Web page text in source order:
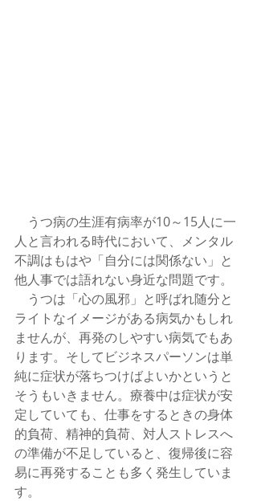
うつ病の生涯有病率が10～15人に一
人と言われる時代において、メンタル
不調はもはや「自分には関係ない」と
他人事では語れない身近な問題です。
うつは「心の風邪」と呼ばれ随分と
ライトなイメージがある病気かもしれ
ませんが、再発のしやすい病気でもあ
ります。そしてビジネスパーソンは単
純に症状が落ちつけばよいかというと
そうもいきません。療養中は症状が安
定していても、仕事をするときの身体
的負荷、精神的負荷、対人ストレスへ
の準備が不足していると、復帰後に容
易に再発することも多く発生していま
す。